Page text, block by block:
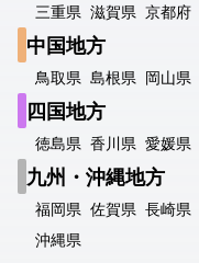
三重県 滋賀県 京都府
中国地方
鳥取県 島根県 岡山県
四国地方
徳島県 香川県 愛媛県
九州・沖縄地方
福岡県 佐賀県 長崎県
沖縄県